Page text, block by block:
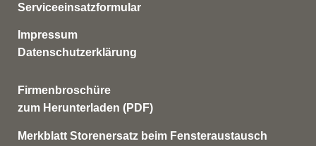
Serviceeinsatzformular
Impressum
Datenschutzerklärung
Firmenbroschüre
zum Herunterladen (PDF)
Merkblatt Storenersatz beim Fensteraustausch